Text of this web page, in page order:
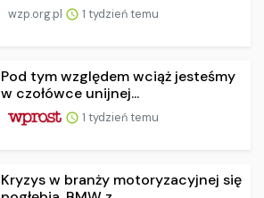
wzp.org.pl 1 tydzień temu
Pod tym względem wciąż jesteśmy
w czołówce unijnej...
1 tydzień temu
Kryzys w branży motoryzacyjnej się